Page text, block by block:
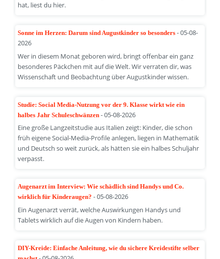
hat, liest du hier.
Sonne im Herzen: Darum sind Augustkinder so besonders - 05-08-
2026
Wer in diesem Monat geboren wird, bringt offenbar ein ganz
besonderes Päckchen mit auf die Welt. Wir verraten dir, was
Wissenschaft und Beobachtung über Augustkinder wissen.
Studie: Social Media-Nutzung vor der 9. Klasse wirkt wie ein
halbes Jahr Schuleschwänzen - 05-08-2026
Eine große Langzeitstudie aus Italien zeigt: Kinder, die schon
früh eigene Social-Media-Profile anlegen, liegen in Mathematik
und Deutsch so weit zurück, als hätten sie ein halbes Schuljahr
verpasst.
Augenarzt im Interview: Wie schädlich sind Handys und Co.
wirklich für Kinderaugen? - 05-08-2026
Ein Augenarzt verrät, welche Auswirkungen Handys und
Tablets wirklich auf die Augen von Kindern haben.
DIY-Kreide: Einfache Anleitung, wie du sichere Kreidestifte selber